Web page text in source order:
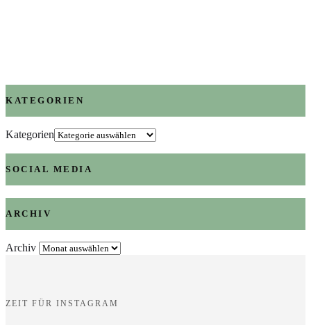
KATEGORIEN
Kategorien
SOCIAL MEDIA
ARCHIV
Archiv
ZEIT FÜR INSTAGRAM